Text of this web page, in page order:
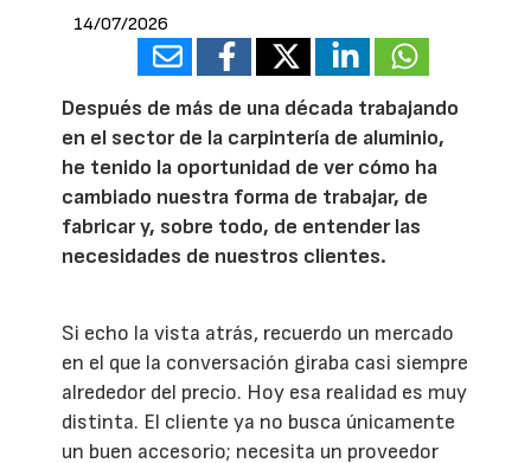
14/07/2026
Después de más de una década trabajando
en el sector de la carpintería de aluminio,
he tenido la oportunidad de ver cómo ha
cambiado nuestra forma de trabajar, de
fabricar y, sobre todo, de entender las
necesidades de nuestros clientes.
Si echo la vista atrás, recuerdo un mercado
en el que la conversación giraba casi siempre
alrededor del precio. Hoy esa realidad es muy
distinta. El cliente ya no busca únicamente
un buen accesorio; necesita un proveedor